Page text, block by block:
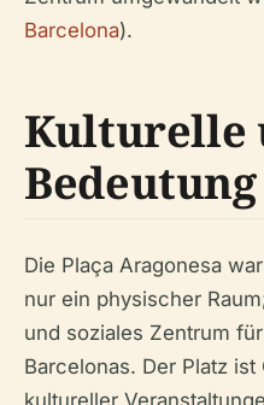
Barcelona).
Kulturelle
Bedeutung
Die Plaça Aragonesa
nur ein physischer
und soziales Zentrum
Barcelonas. Der Platz
kultureller